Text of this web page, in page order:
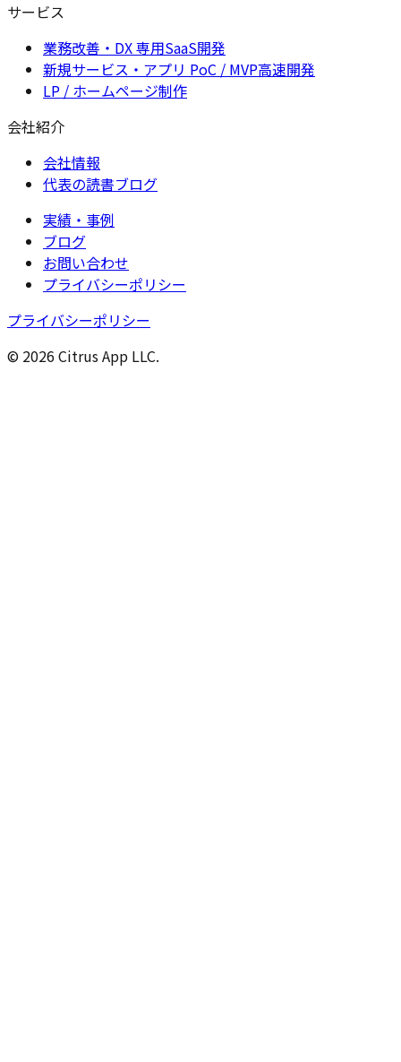
サービス
業務改善・DX 専用SaaS開発
新規サービス・アプリ PoC / MVP高速開発
LP / ホームページ制作
会社紹介
会社情報
代表の読書ブログ
実績・事例
ブログ
お問い合わせ
プライバシーポリシー
プライバシーポリシー
© 2026 Citrus App LLC.